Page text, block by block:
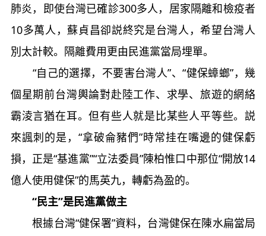
肺炎，即使台灣已確診300多人，居家隔離和檢疫者
10多萬人，蘇貞昌卻説終究是台灣人，希望台灣人
別太計較。隔離費用更由民進黨當局埋單。
“自己的選擇，不要害台灣人”、“健保蟑螂”，幾
個星期前台灣輿論對赴陸工作、求學、旅遊的網絡
霸淩言猶在耳。但有些人就是比某些人平等些。説
來諷刺的是，“拿破侖豬們”時常挂在嘴邊的健保虧
損，正是“基進黨”“立法委員”陳柏惟口中那位“開放14
億人使用健保”的馬英九，轉虧為盈的。
“民主”是民進黨做主
根據台灣“健保署”資料，台灣健保在陳水扁當局